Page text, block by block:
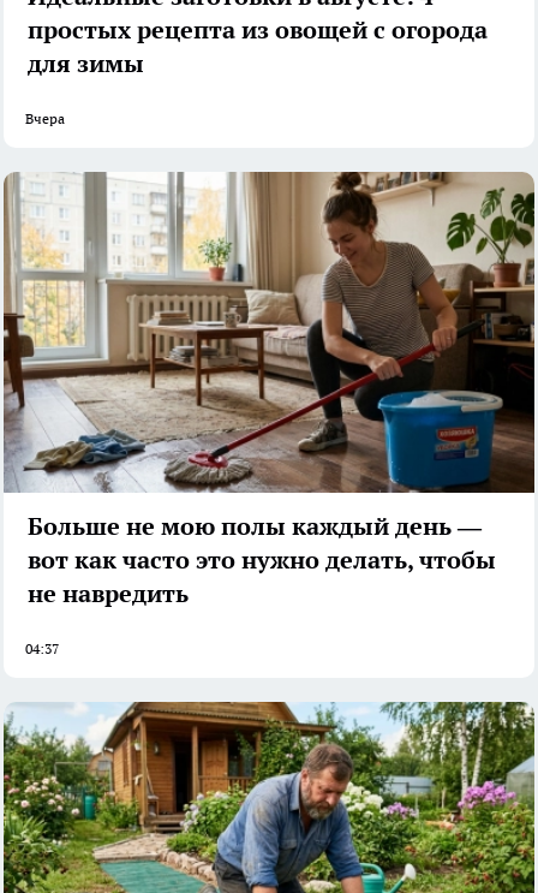
простых рецепта из овощей с огорода
для зимы
Вчера
Больше не мою полы каждый день —
вот как часто это нужно делать, чтобы
не навредить
04:37